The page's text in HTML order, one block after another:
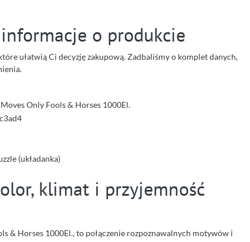
o produkcie
ułatwią Ci decyzję zakupową. Zadbaliśmy o komplet danych,
Only Fools & Horses 1000El.
(układanka)
klimat i przyjemność
& Horses 1000El., to połączenie rozpoznawalnych motywów i